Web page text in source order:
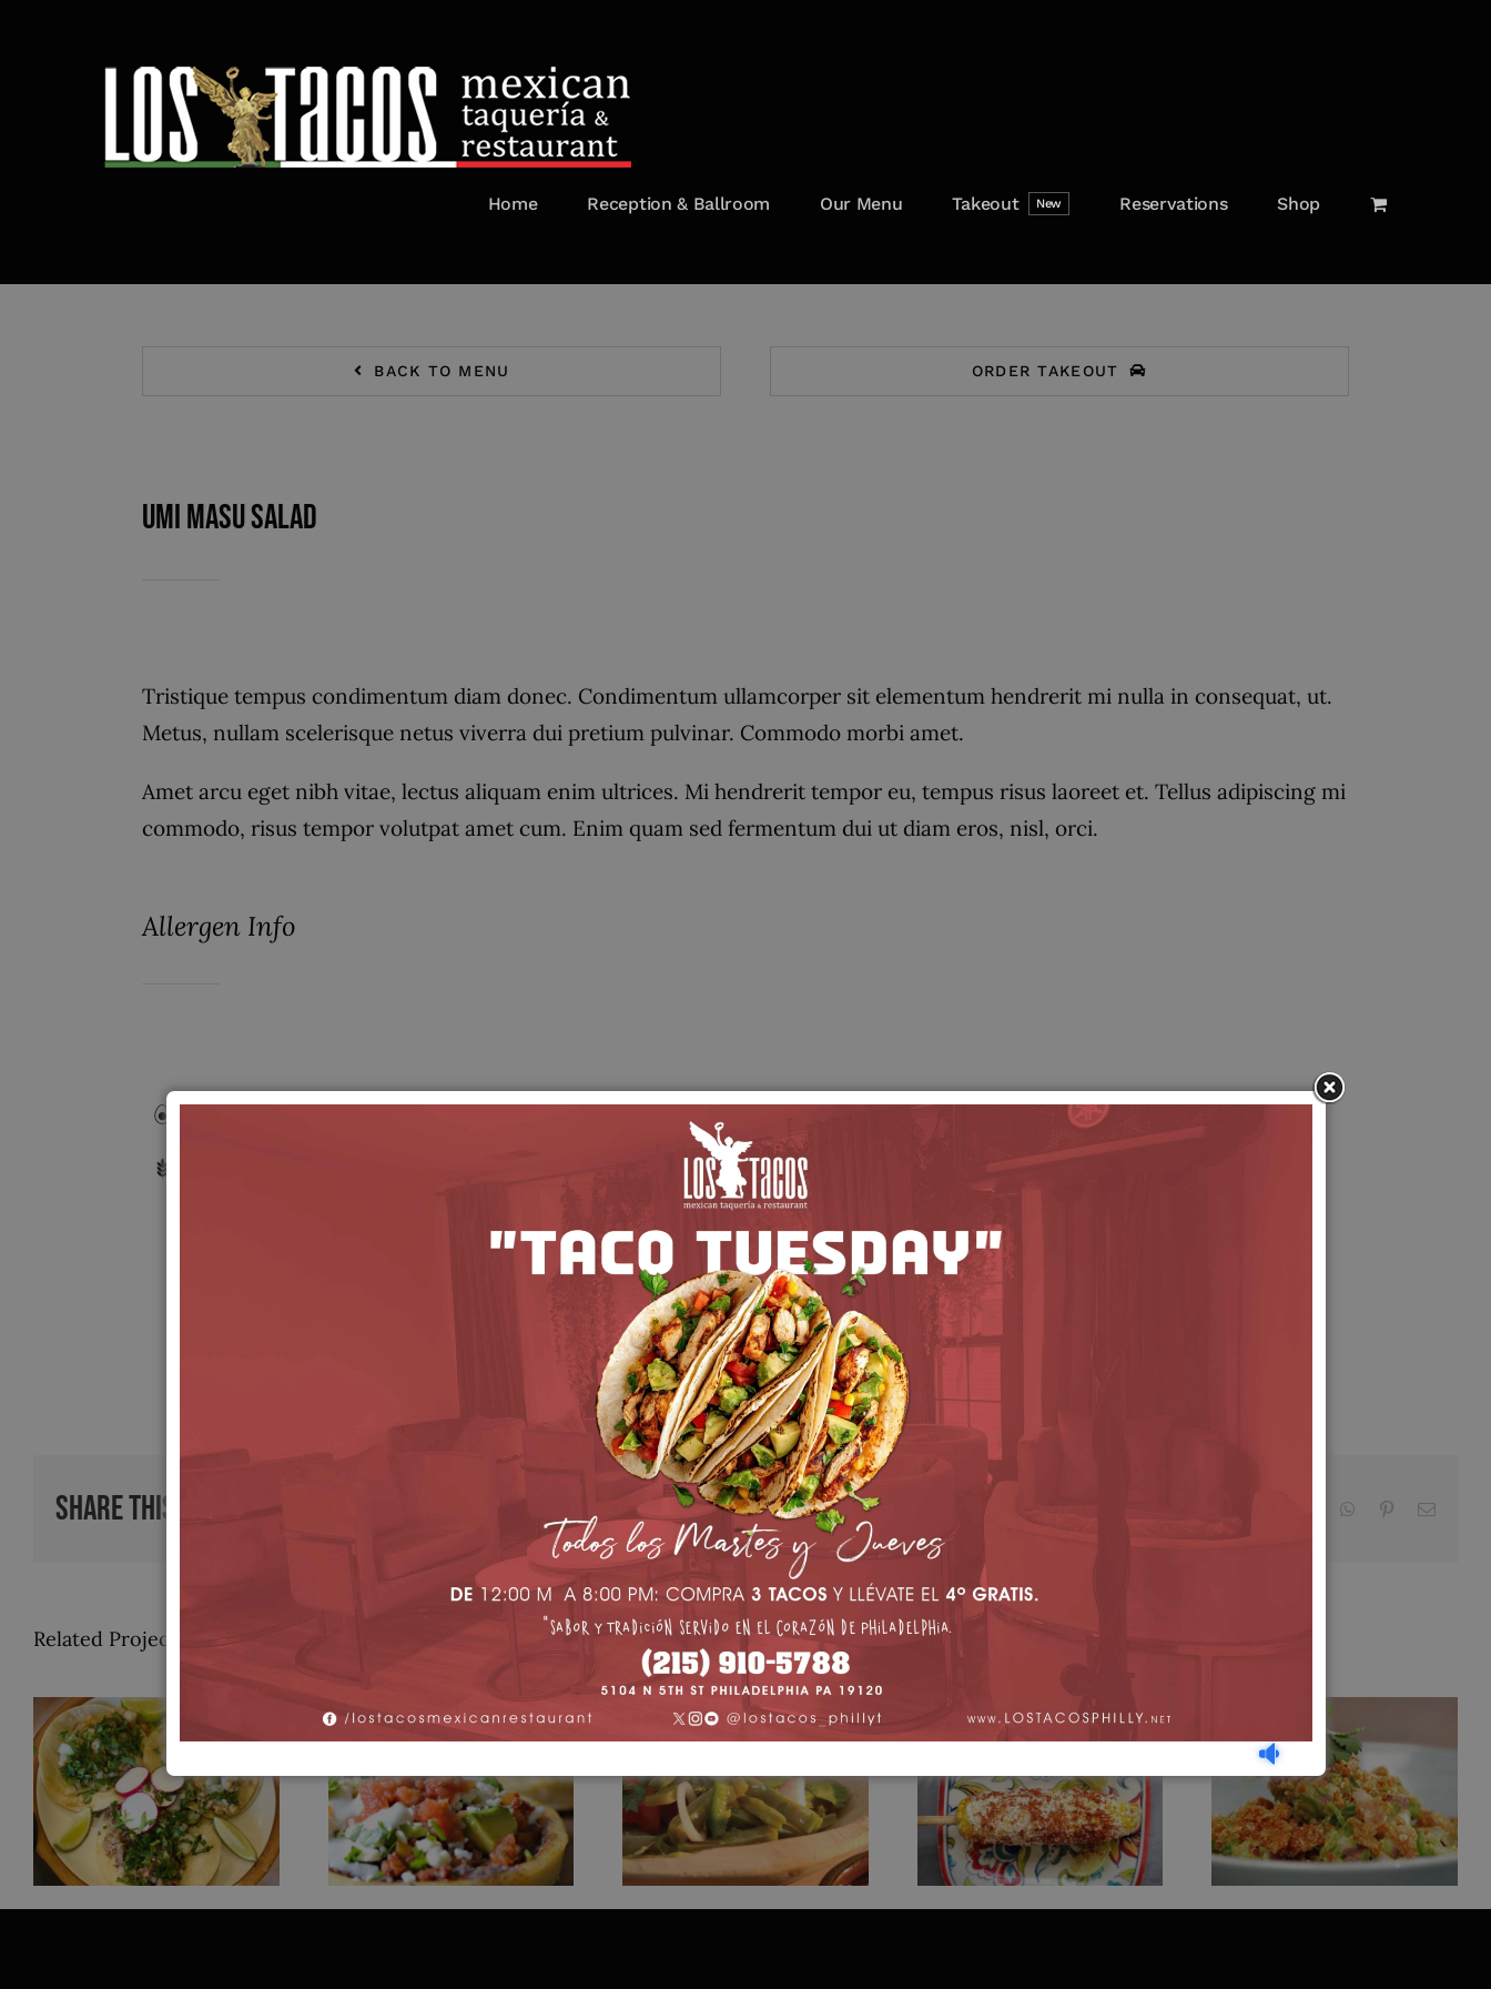
Home Reception & Ballroom Our Menu Takeout New Reservations Shop
BACK TO MENU ORDER TAKEOUT
Umi Masu Salad
Tristique tempus condimentum diam donec. Condimentum ullamcorper sit elementum hendrerit mi nulla in consequat, ut.
Metus, nullam scelerisque netus viverra dui pretium pulvinar. Commodo morbi amet.
Amet arcu eget nibh vitae, lectus aliquam enim ultrices. Mi hendrerit tempor eu, tempus risus laoreet et. Tellus adipiscing mi
commodo, risus tempor volutpat amet cum. Enim quam sed fermentum dui ut diam eros, nisl, orci.
Allergen Info
Egg free
Lactose free
Nut free
Share This Story, Choose Your Platform! LinkedInWhatsApp
PinterestEmail
Related Projects
Tacos de Bistec Sopes Sencillos
Ensalada de
Nopales
Elote de Queso
Guacamole con
Chicharron